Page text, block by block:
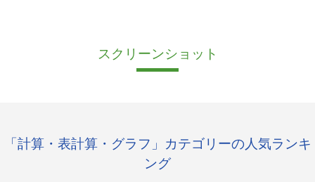
スクリーンショット
「計算・表計算・グラフ」カテゴリーの人気ランキ
ング